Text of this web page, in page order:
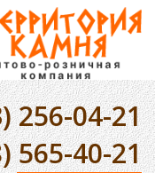
256-04-21
565-40-21